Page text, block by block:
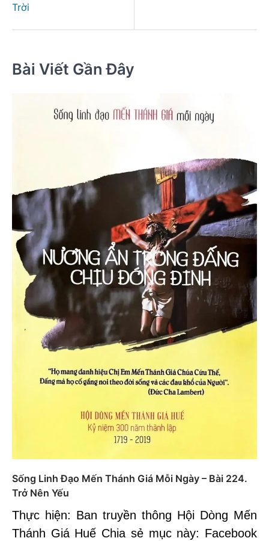
Trời
Bài Viết Gần Đây
Sống Linh Đạo Mến Thánh Giá Mỗi Ngày – Bài 224.
Trở Nên Yếu
Thực hiện: Ban truyền thông Hội Dòng Mến
Thánh Giá Huế Chia sẻ mục này: Facebook